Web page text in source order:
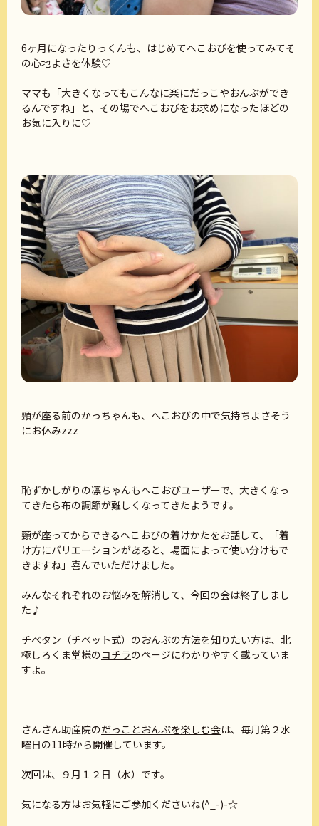
6ヶ月になったりっくんも、はじめてへこおびを使ってみてそ
の心地よさを体験♡
ママも「大きくなってもこんなに楽にだっこやおんぶができ
るんですね」と、その場でへこおびをお求めになったほどの
お気に入りに♡
頸が座る前のかっちゃんも、へこおびの中で気持ちよさそう
にお休みzzz
恥ずかしがりの凛ちゃんもへこおびユーザーで、大きくなっ
てきたら布の調節が難しくなってきたようです。
頸が座ってからできるへこおびの着けかたをお話して、「着
け方にバリエーションがあると、場面によって使い分けもで
きますね」喜んでいただけました。
みんなそれぞれのお悩みを解消して、今回の会は終了しまし
た♪
チベタン（チベット式）のおんぶの方法を知りたい方は、北
極しろくま堂様のコチラのページにわかりやすく載っていま
すよ。
さんさん助産院のだっことおんぶを楽しむ会は、毎月第２水
曜日の11時から開催しています。
次回は、９月１２日（水）です。
気になる方はお気軽にご参加くださいね(^_-)-☆